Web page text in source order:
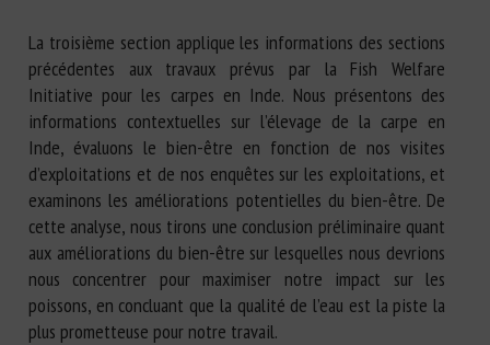
La troisième section applique les informations des sections
précédentes aux travaux prévus par la Fish Welfare
Initiative pour les carpes en Inde. Nous présentons des
informations contextuelles sur l’élevage de la carpe en
Inde, évaluons le bien-être en fonction de nos visites
d’exploitations et de nos enquêtes sur les exploitations, et
examinons les améliorations potentielles du bien-être. De
cette analyse, nous tirons une conclusion préliminaire quant
aux améliorations du bien-être sur lesquelles nous devrions
nous concentrer pour maximiser notre impact sur les
poissons, en concluant que la qualité de l’eau est la piste la
plus prometteuse pour notre travail.